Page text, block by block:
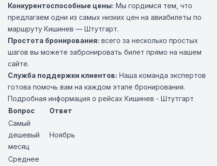
Конкурентоспособные цены: Мы гордимся тем, что
предлагаем одни из самых низких цен на авиабилеты по
маршруту Кишинев — Штутгарт.
Простота бронирования: всего за несколько простых
шагов вы можете забронировать билет прямо на нашем
сайте.
Служба поддержки клиентов: Наша команда экспертов
готова помочь вам на каждом этапе бронирования.
Подробная информация о рейсах Кишинев - Штутгарт
Вопрос
Ответ
Самый
дешевый
месяц
Ноябрь
Среднее